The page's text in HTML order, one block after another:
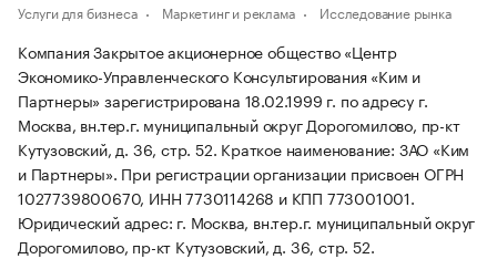
Услуги для бизнеса Маркетинг и реклама Исследование рынка
Компания Закрытое акционерное общество «Центр
Экономико-Управленческого Консультирования «Ким и
Партнеры» зарегистрирована 18.02.1999 г. по адресу г.
Москва, вн.тер.г. муниципальный округ Дорогомилово, пр-кт
Кутузовский, д. 36, стр. 52. Краткое наименование: ЗАО «Ким
и Партнеры». При регистрации организации присвоен ОГРН
1027739800670, ИНН 7730114268 и КПП 773001001.
Юридический адрес: г. Москва, вн.тер.г. муниципальный округ
Дорогомилово, пр-кт Кутузовский, д. 36, стр. 52.